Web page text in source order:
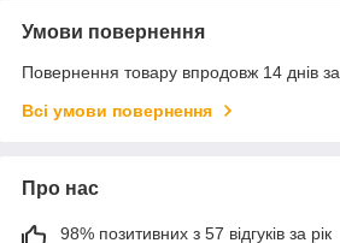
Умови повернення
Повернення товару впродовж 14 днів
Всі умови повернення
Про нас
98% позитивних з 57 відгуків за рік